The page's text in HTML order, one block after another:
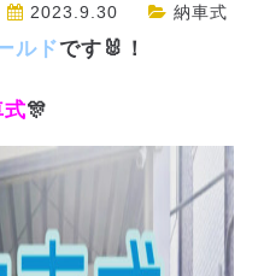
2023.9.30 納車式
ルドです🐰！
式🎊